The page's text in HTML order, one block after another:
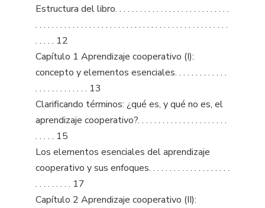
Estructura del libro. . . . . . . . . . . . . . . . . . . . . . . . . . . .
. . . . . . . . . . . . . . . . . . . . . . . . . . . . . . . . . . . . . . . . . . . . . . .
. . . . . 12
Capítulo 1 Aprendizaje cooperativo (I):
concepto y elementos esenciales. . . . . . . . . . . . .
. . . . . . . . . . . . . 13
Clarificando términos: ¿qué es, y qué no es, el
aprendizaje cooperativo?. . . . . . . . . . . . . . . . . . . . . .
. . . . . 15
Los elementos esenciales del aprendizaje
cooperativo y sus enfoques. . . . . . . . . . . . . . . . . . . .
. . . . . . . . . 17
Capítulo 2 Aprendizaje cooperativo (II):